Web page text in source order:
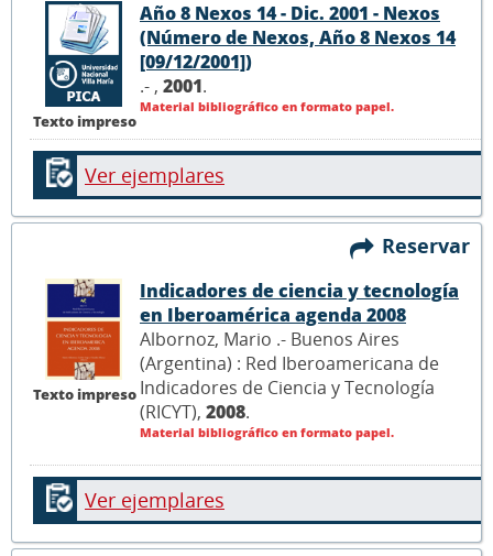
Texto impreso
Año 8 Nexos 14 - Dic. 2001 - Nexos
(Número de Nexos, Año 8 Nexos 14
[09/12/2001])
.- , 2001.
Material bibliográfico en formato papel.
Ver ejemplares
Reservar
Texto impreso
Indicadores de ciencia y tecnología
en Iberoamérica agenda 2008
Albornoz, Mario .- Buenos Aires
(Argentina) : Red Iberoamericana de
Indicadores de Ciencia y Tecnología
(RICYT), 2008.
Material bibliográfico en formato papel.
Ver ejemplares